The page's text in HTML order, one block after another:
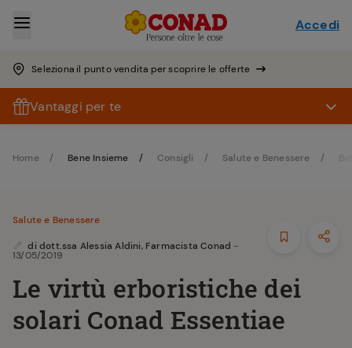
Seleziona il punto vendita per scoprire le offerte
Accedi
Vantaggi per te
Home Bene Insieme Consigli Salute e Benessere
Salute e Benessere
didott.ssa Alessia Aldini, Farmacista Conad -
13/05/2019
Le virtù erboristiche dei
solari Conad Essentiae